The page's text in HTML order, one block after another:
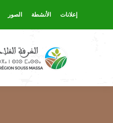
إعلانات الأنشطة الصور